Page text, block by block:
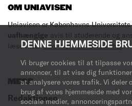
DENNE HJEMMESIDE
Vi bruger cookies til at tilpasse
annoncer, til at vise dig
at analysere vores trafik. Vi deler
brug af vores hjemmeside med
sociale medier,
OM UNIAVISEN
Uniavisen er Københavns Universitets
uafhængige avis til studerende og
læse med.Læs mere om avisen her.
MERE
Redaktionen